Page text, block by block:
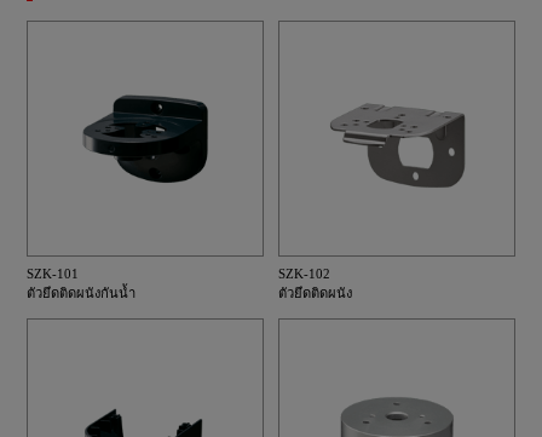
SZK-101
ตัวยึดติดผนังกันน้ำ
SZK-102
ตัวยึดติดผนัง